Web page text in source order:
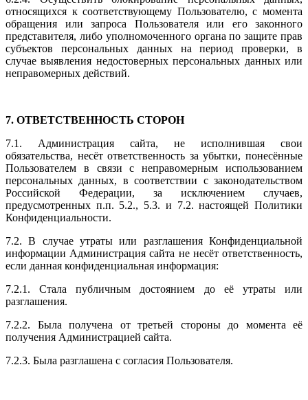
относящихся к соответствующему Пользователю, с момента
обращения или запроса Пользователя или его законного
представителя, либо уполномоченного органа по защите прав
субъектов персональных данных на период проверки, в
случае выявления недостоверных персональных данных или
неправомерных действий.
7. ОТВЕТСТВЕННОСТЬ СТОРОН
7.1. Администрация сайта, не исполнившая свои
обязательства, несёт ответственность за убытки, понесённые
Пользователем в связи с неправомерным использованием
персональных данных, в соответствии с законодательством
Российской Федерации, за исключением случаев,
предусмотренных п.п. 5.2., 5.3. и 7.2. настоящей Политики
Конфиденциальности.
7.2. В случае утраты или разглашения Конфиденциальной
информации Администрация сайта не несёт ответственность,
если данная конфиденциальная информация:
7.2.1. Стала публичным достоянием до её утраты или
разглашения.
7.2.2. Была получена от третьей стороны до момента её
получения Администрацией сайта.
7.2.3. Была разглашена с согласия Пользователя.